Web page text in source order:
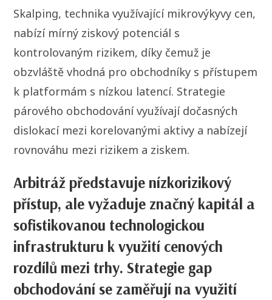
Skalping, technika využívající mikrovýkyvy cen,
nabízí mírný ziskový potenciál s
kontrolovaným rizikem, díky čemuž je
obzvláště vhodná pro obchodníky s přístupem
k platformám s nízkou latencí. Strategie
párového obchodování využívají dočasných
dislokací mezi korelovanými aktivy a nabízejí
rovnováhu mezi rizikem a ziskem.
Arbitráž představuje nízkorizikový
přístup, ale vyžaduje značný kapitál a
sofistikovanou technologickou
infrastrukturu k využití cenových
rozdílů mezi trhy. Strategie gap
obchodování se zaměřují na využití